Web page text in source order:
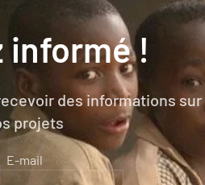
informé !
des informations sur
projets
E-mail